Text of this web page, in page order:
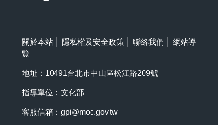
關於本站 隱私權及安全政策 聯絡我們
網站導
覽
地址：10491台北市中山區松江路209號
指導單位：文化部
客服信箱： gpi@moc.gov.tw